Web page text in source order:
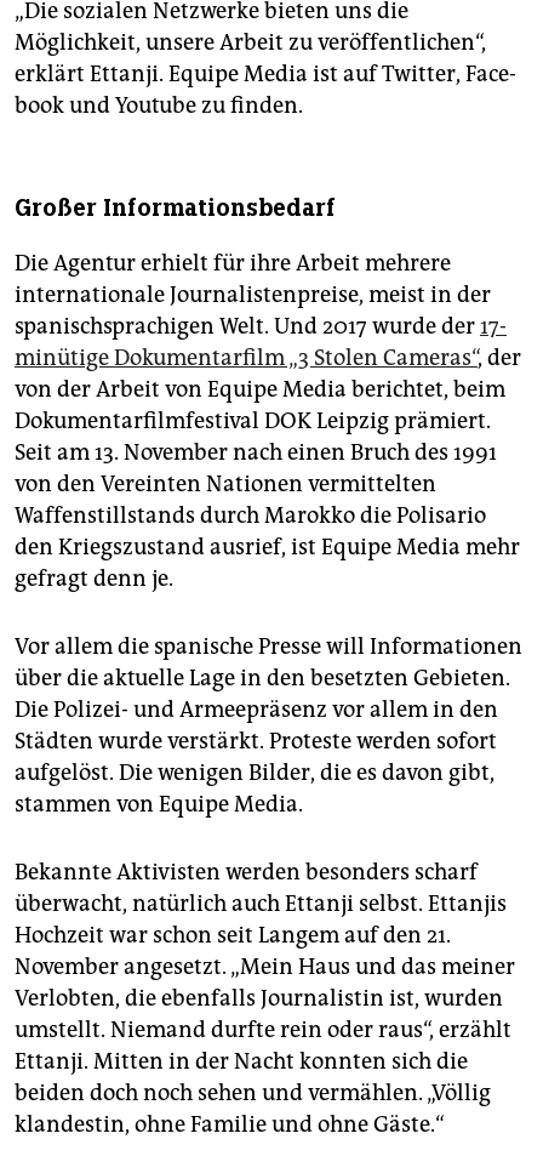
„Die sozialen Netzwerke bieten uns die
Möglichkeit, unsere Arbeit zu veröffentlichen“,
erklärt Ettanji. Equipe Media ist auf Twitter, Face­
book und Youtube zu finden.
Großer Informationsbedarf
Die Agentur erhielt für ihre Arbeit mehrere
internationale Journalistenpreise, meist in der
spanischsprachigen Welt. Und 2017 wurde der17-
minütige Dokumentarfilm „3 Stolen Cameras“, der
von der Arbeit von Equipe Media berichtet, beim
Dokumentarfilmfestival DOK Leipzig prämiert.
Seit am 13. November nach einen Bruch des 1991
von den Vereinten Nationen vermittelten
Waffenstillstands durch Marokko die Polisario
den Kriegszustand ausrief, ist Equipe Media mehr
gefragt denn je.
Vor allem die spanische Presse will Informationen
über die aktuelle Lage in den besetzten Gebieten.
Die Polizei- und Armeepräsenz vor allem in den
Städten wurde verstärkt. Proteste werden sofort
aufgelöst. Die wenigen Bilder, die es davon gibt,
stammen von Equipe Media.
Bekannte Aktivisten werden besonders scharf
überwacht, natürlich auch Ettanji selbst. Ettanjis
Hochzeit war schon seit Langem auf den 21.
November angesetzt. „Mein Haus und das meiner
Verlobten, die ebenfalls Journalistin ist, wurden
umstellt. Niemand durfte rein oder raus“, erzählt
Ettanji. Mitten in der Nacht konnten sich die
beiden doch noch sehen und vermählen. „Völlig
klandestin, ohne Familie und ohne Gäste.“